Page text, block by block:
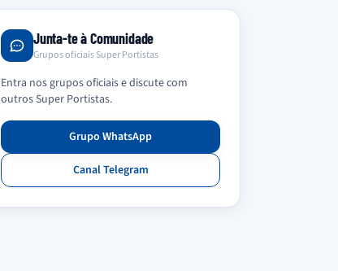
Junta-te à Comunidade
Grupos oficiais Super Portistas
Entra nos grupos oficiais e discute com
outros Super Portistas.
Grupo WhatsApp
Canal Telegram